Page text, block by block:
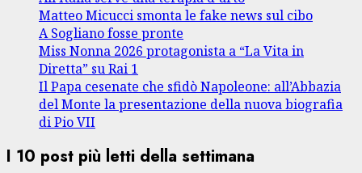
Matteo Micucci smonta le fake news sul cibo
A Sogliano fosse pronte
Miss Nonna 2026 protagonista a “La Vita in
Diretta” su Rai 1
Il Papa cesenate che sfidò Napoleone: all’Abbazia
del Monte la presentazione della nuova biografia
di Pio VII
I 10 post più letti della settimana